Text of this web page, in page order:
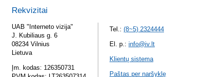
Rekvizitai
UAB "Interneto vizija"
J. Kubiliaus g. 6
08234 Vilnius
Lietuva
Įm. kodas: 126350731
Tel.: (8~5) 2324444
El. p.: info@iv.lt
Klientų sistema
Paštas per naršyklę